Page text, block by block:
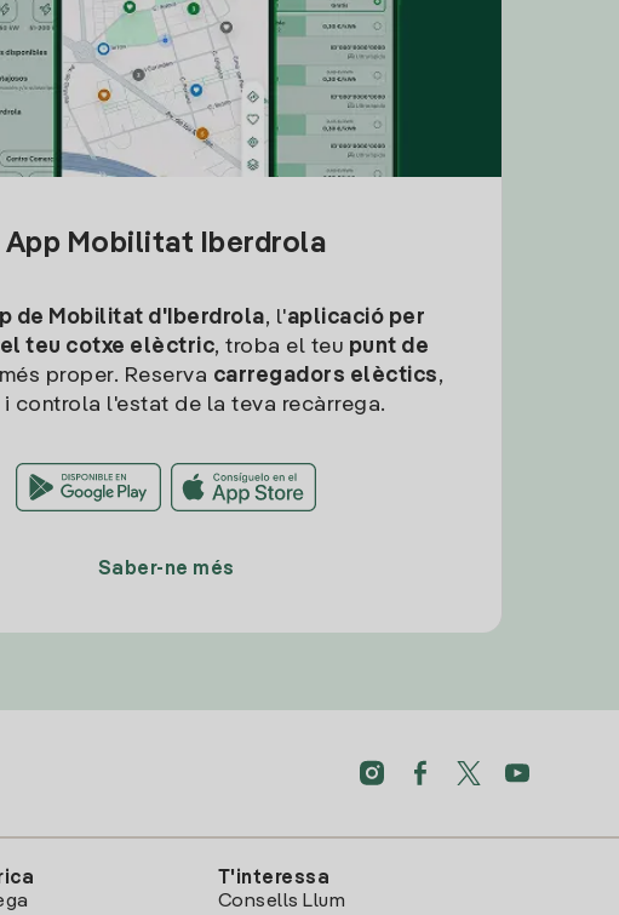
App Mobilitat Iberdrola
de Mobilitat d'Iberdrola, l'aplicació per
teu cotxe elèctric, troba el teu punt de
més proper. Reserva carregadors elèctics,
i controla l'estat de la teva recàrrega.
Saber-ne més
T'interessa
Consells Llum